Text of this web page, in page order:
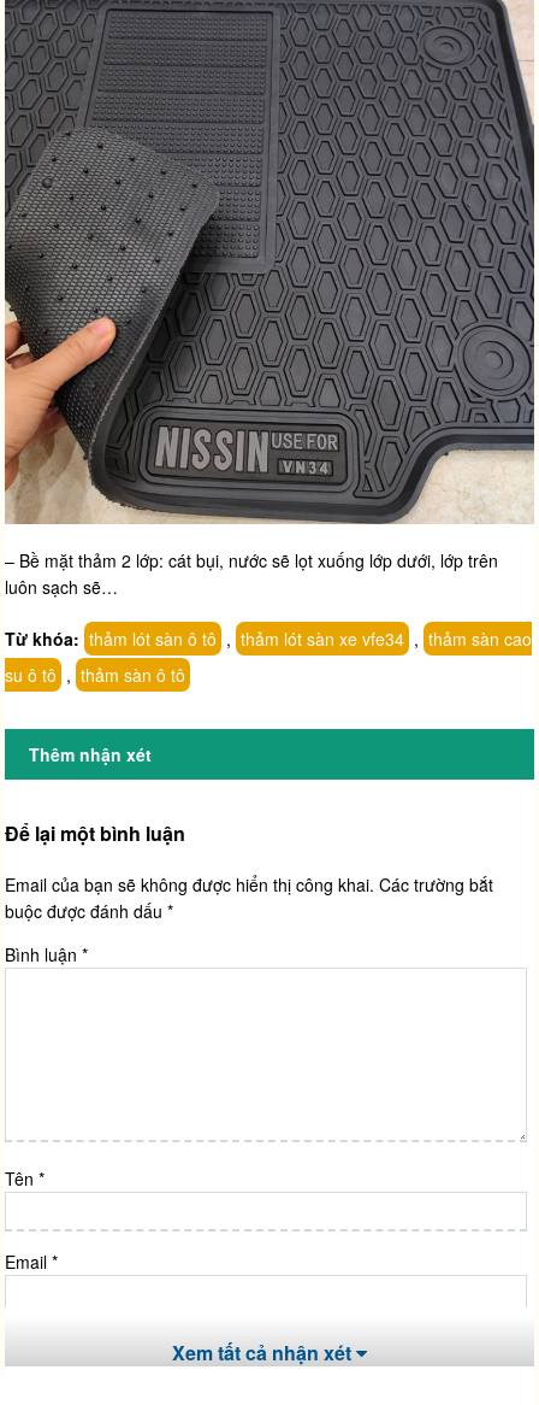
– Bề mặt thảm 2 lớp: cát bụi, nước sẽ lọt xuống lớp dưới, lớp trên
luôn sạch sẽ…
Từ khóa: thảm lót sàn ô tô , thảm lót sàn xe vfe34 , thảm sàn cao
su ô tô , thảm sàn ô tô
Thêm nhận xét
Để lại một bình luận
Email của bạn sẽ không được hiển thị công khai. Các trường bắt
buộc được đánh dấu*
Bình luận*
Tên*
Email*
Xem tất cả nhận xét